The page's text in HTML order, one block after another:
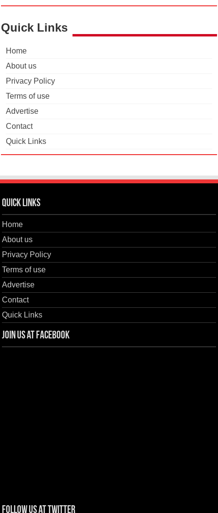
Quick Links
Home
About us
Privacy Policy
Terms of use
Advertise
Contact
Quick Links
Quick Links
Home
About us
Privacy Policy
Terms of use
Advertise
Contact
Quick Links
Join us at Facebook
Follow us at Twitter